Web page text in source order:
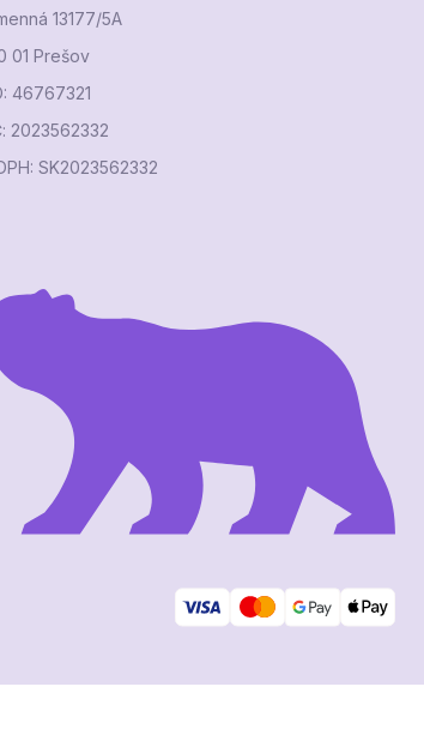
13177/5A
01 Prešov
46767321
2023562332
SK2023562332